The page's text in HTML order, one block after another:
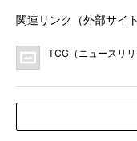
関連リンク（外部サイ
TCG（ニュースリリ